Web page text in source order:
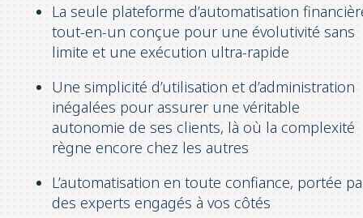
La seule plateforme d’automatisation
tout-en-un conçue pour une évolutivité sans
limite et une exécution ultra-rapide
Une simplicité d’utilisation et d’administration
inégalées pour assurer une véritable
autonomie de ses clients, là où la complexité
règne encore chez les autres
L’automatisation en toute confiance, portée
des experts engagés à vos côtés